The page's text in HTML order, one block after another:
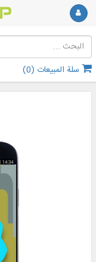
سلة المبيعات (0
)